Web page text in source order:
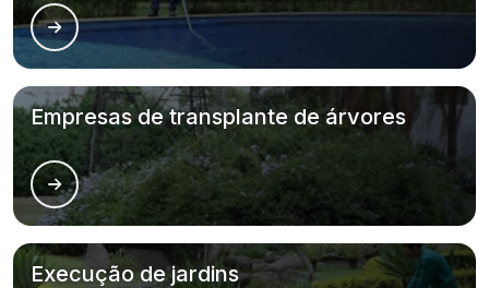
Empresas de transplante de árvores
Execução de jardins